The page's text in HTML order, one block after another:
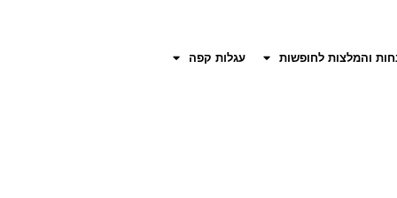
והמלצות לחופשות עגלות קפה